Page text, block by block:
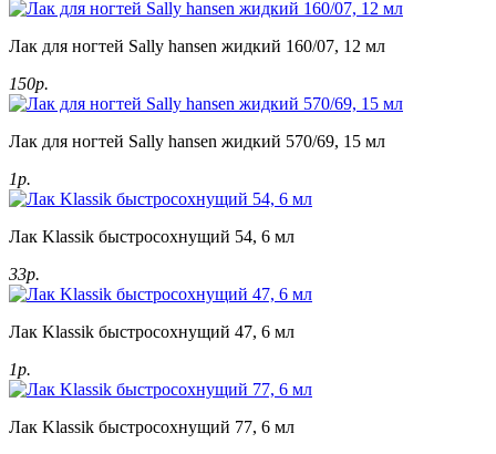
Лак для ногтей Sally hansen жидкий 160/07, 12 мл
150р.
Лак для ногтей Sally hansen жидкий 570/69, 15 мл
1р.
Лак Klassik быстросохнущий 54, 6 мл
33р.
Лак Klassik быстросохнущий 47, 6 мл
1р.
Лак Klassik быстросохнущий 77, 6 мл